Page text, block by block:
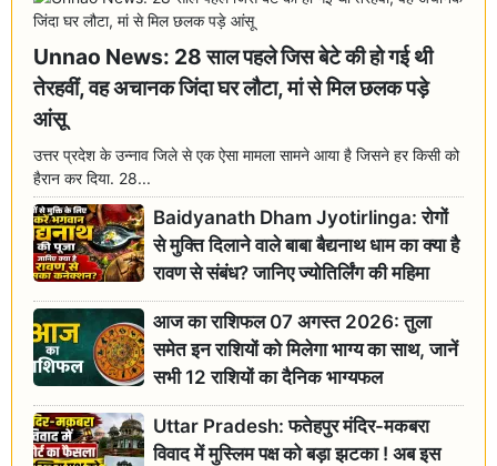
Unnao News: 28 साल पहले जिस बेटे की हो गई थी
तेरहवीं, वह अचानक जिंदा घर लौटा, मां से मिल छलक पड़े
आंसू
उत्तर प्रदेश के उन्नाव जिले से एक ऐसा मामला सामने आया है जिसने हर किसी को
हैरान कर दिया. 28...
Baidyanath Dham Jyotirlinga: रोगों
से मुक्ति दिलाने वाले बाबा बैद्यनाथ धाम का क्या है
रावण से संबंध? जानिए ज्योतिर्लिंग की महिमा
आज का राशिफल 07 अगस्त 2026: तुला
समेत इन राशियों को मिलेगा भाग्य का साथ, जानें
सभी 12 राशियों का दैनिक भाग्यफल
Uttar Pradesh: फतेहपुर मंदिर-मकबरा
विवाद में मुस्लिम पक्ष को बड़ा झटका ! अब इस